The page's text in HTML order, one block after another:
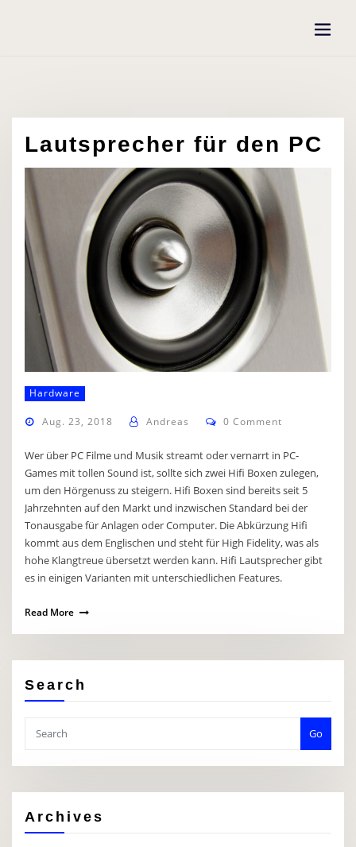
Lautsprecher für den PC
Hardware
Aug. 23, 2018 Andreas 0 Comment
Wer über PC Filme und Musik streamt oder vernarrt in PC-
Games mit tollen Sound ist, sollte sich zwei Hifi Boxen zulegen,
um den Hörgenuss zu steigern. Hifi Boxen sind bereits seit 5
Jahrzehnten auf den Markt und inzwischen Standard bei der
Tonausgabe für Anlagen oder Computer. Die Abkürzung Hifi
kommt aus dem Englischen und steht für High Fidelity, was als
hohe Klangtreue übersetzt werden kann. Hifi Lautsprecher gibt
es in einigen Varianten mit unterschiedlichen Features.
Read More
Search
Go
Archives